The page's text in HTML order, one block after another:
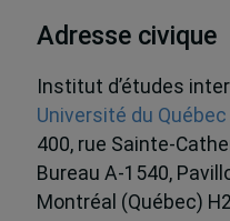
Adresse civique
Institut d’études
Université du Québec
400, rue Sainte-
Bureau A-1540,
Montréal (Québec)